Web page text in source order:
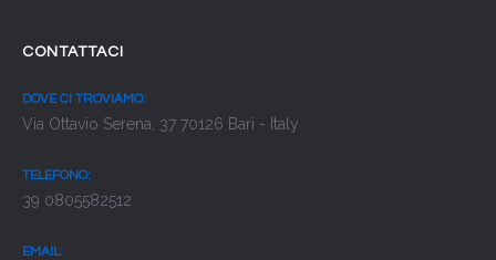
CONTATTACI
DOVE CI TROVIAMO:
Via Ottavio Serena, 37 70126 Bari - Italy
TELEFONO:
39 0805582512
EMAIL: